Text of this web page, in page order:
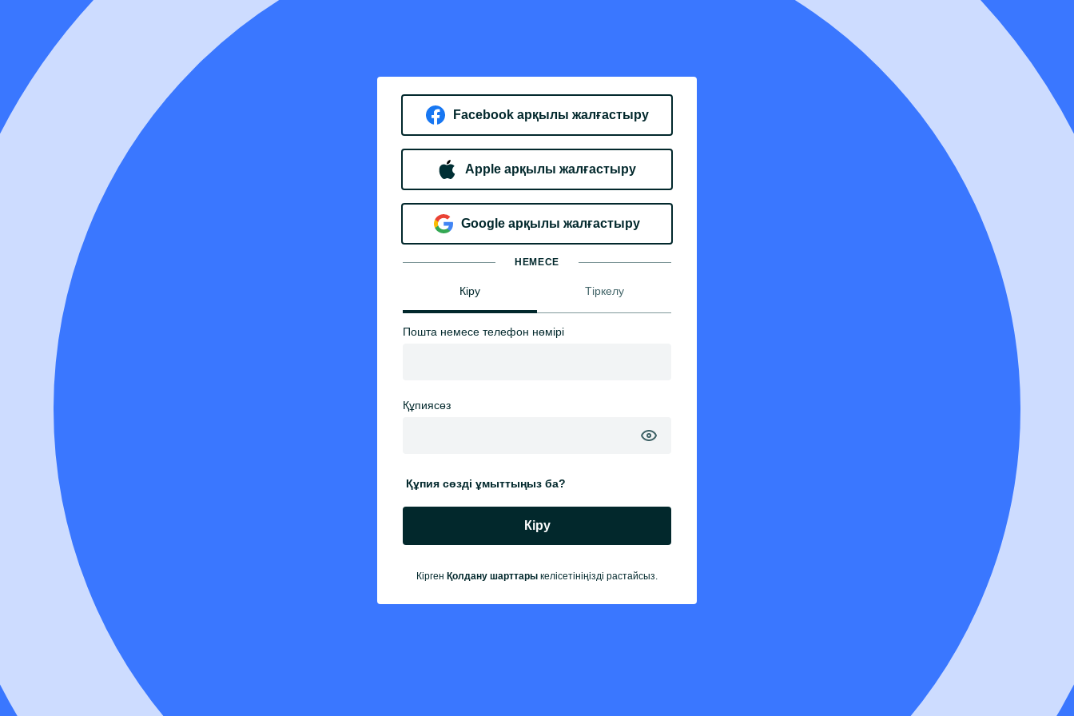
Facebook арқылы жалғастыру
Apple арқылы жалғастыру
Google арқылы жалғастыру
НЕМЕСЕ
Кіру Тіркелу
Пошта немесе телефон нөмірі
Құпиясөз
Құпия сөзді ұмыттыңыз ба?
Кіру
Кірген Қолдану шарттары келісетініңізді растайсыз.